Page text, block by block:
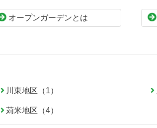
オープンガーデンとは
川東地区（1）
苅米地区（4）